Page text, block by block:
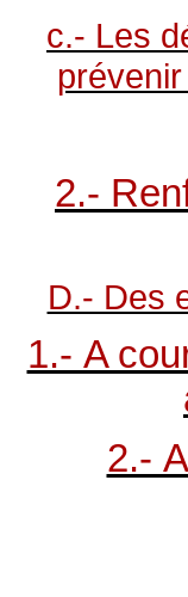
c.- Les
2.-
D.- Des
1.- A
2.-